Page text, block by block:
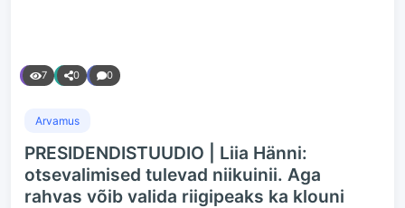
7 0 0
Arvamus
PRESIDENDISTUUDIO | Liia Hänni:
otsevalimised tulevad niikuinii. Aga
rahvas võib valida riigipeaks ka klouni